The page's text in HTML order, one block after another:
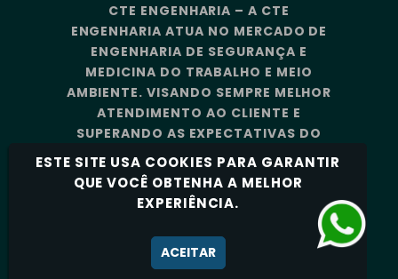
CTE ENGENHARIA – A CTE
ENGENHARIA ATUA NO MERCADO DE
ENGENHARIA DE SEGURANÇA E
MEDICINA DO TRABALHO E MEIO
AMBIENTE. VISANDO SEMPRE MELHOR
ATENDIMENTO AO CLIENTE E
SUPERANDO AS EXPECTATIVAS DO
MERCADO, A CTE ENGENHARIA
CONTA COM UMA EQUIPE DE
PROFISSIONAIS ALTAMENTE
CAPACITADOS E ESPECIALIZADOS.
Política de Privacidade
ESTE SITE USA COOKIES PARA GARANTIR
QUE VOCÊ OBTENHA A MELHOR
EXPERIÊNCIA.
ACEITAR